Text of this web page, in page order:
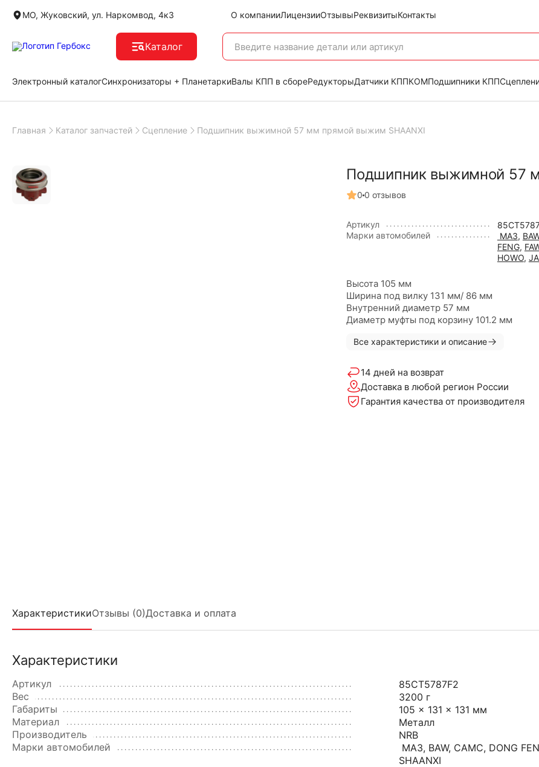
МО, Жуковский, ул. Наркомвод, 4к3 О компанииЛицензииОтзывыРеквизитыКонтакты
Каталог
Электронный каталогСинхронизаторы + ПланетаркиВалы КПП в сбореРедукторыДатчики КППКОМПодшипники КПП
Главная Каталог запчастей Сцепление Подшипник выжимной 57 мм прямой выжим SHAANXI
Подшипник выжимной 57
0 0 отзывов
Артикул
Марки автомобилей
МАЗ,
FENG,
HOWO,
Высота 105 мм
Ширина под вилку 131 мм/ 86 мм
Внутренний диаметр 57 мм
Диаметр муфты под корзину 101.2 мм
Все характеристики и описание
14 дней на возврат
Доставка в любой регион России
Гарантия качества от производителя
ХарактеристикиОтзывы (0)Доставка и оплата
Характеристики
Артикул
85CT5787F2
Вес
3200 г
Габариты
105 × 131 × 131 мм
Материал
Металл
Производитель
NRB
Марки автомобилей
МАЗ, BAW, CAMC, DONG
SHAANXI